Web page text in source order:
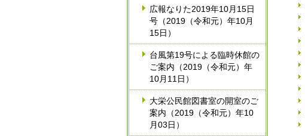
広報なりた2019年10月15日
号（2019（令和元）年10月
15日）
台風第19号による臨時休館の
ご案内（2019（令和元）年
10月11日）
大栄公民館図書室の開室のご
案内（2019（令和元）年10
月03日）